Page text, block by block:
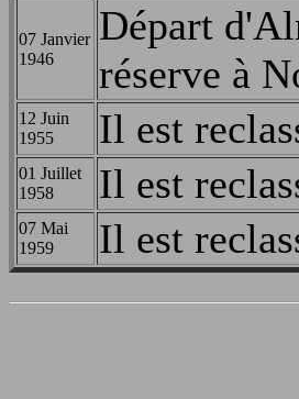
07 Janvier
1946
Départ
réserve à
12 Juin
1955
Il est
01 Juillet
1958
Il est
07 Mai
1959
Il est